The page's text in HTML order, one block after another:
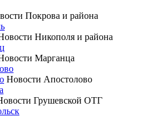
Покрова и района
Никополя и района
Марганца
Новости Апостолово
Грушевской ОТГ